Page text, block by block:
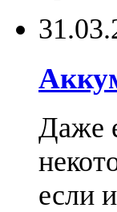
Даже
если